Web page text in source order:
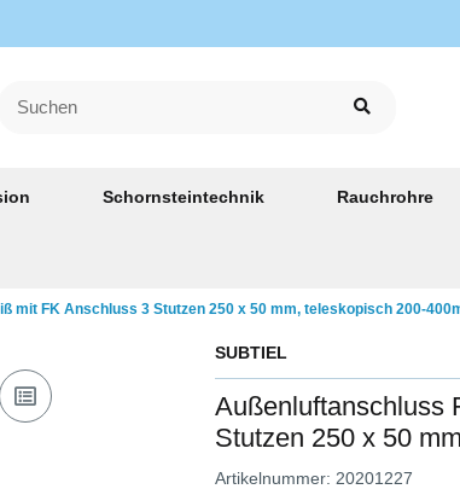
Schornsteintechnik Rauchrohre
mit FK Anschluss 3 Stutzen 250 x 50 mm, teleskopisch 200-
SUBTIEL
Außenluftanschluss
Stutzen 250 x 50
Artikelnummer: 20201227